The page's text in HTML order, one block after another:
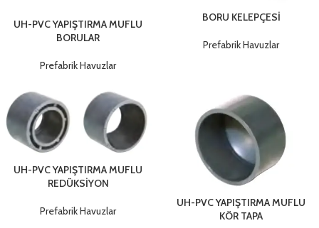
UH-PVC YAPIŞTIRMA MUFLU
BORULAR
Prefabrik Havuzlar
BORU KELEPÇESİ
Prefabrik Havuzlar
UH-PVC YAPIŞTIRMA MUFLU
REDÜKSİYON
Prefabrik Havuzlar
UH-PVC YAPIŞTIRMA MUFLU
KÖR TAPA